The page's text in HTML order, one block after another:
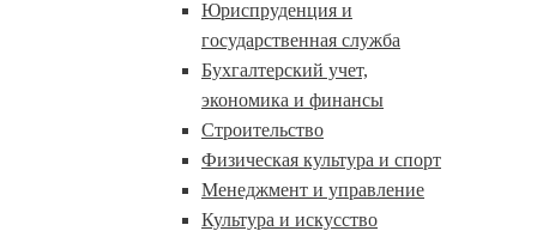
Юриспруденция и
государственная служба
Бухгалтерский учет,
экономика и финансы
Строительство
Физическая культура и спорт
Менеджмент и управление
Культура и искусство